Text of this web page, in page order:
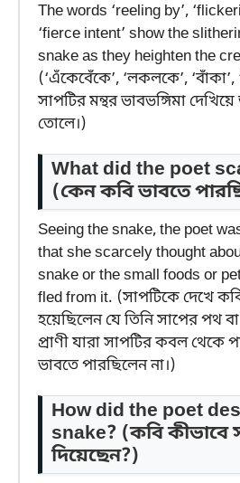
The words ‘reeling by’,
‘fierce intent’ show the
snake as they heighten the
(‘এঁকেবেঁকে’, ‘লকলকে’, ‘বাঁকা’,
সাপটির মন্থর ভাবভঙ্গিমা
তোলে।)
What did the poet
(কেন কবি ভাবতে
Seeing the snake, the poet
that she scarcely thought
snake or the small foods or
fled from it. (সাপটিকে দেখে
হয়েছিলেন যে তিনি সাপের পথ
প্রাণী যারা সাপটির কবল থেকে
ভাবতে পারছিলেন না।)
How did the poet
snake? (কবি কীভাবে
দিয়েছেন?)